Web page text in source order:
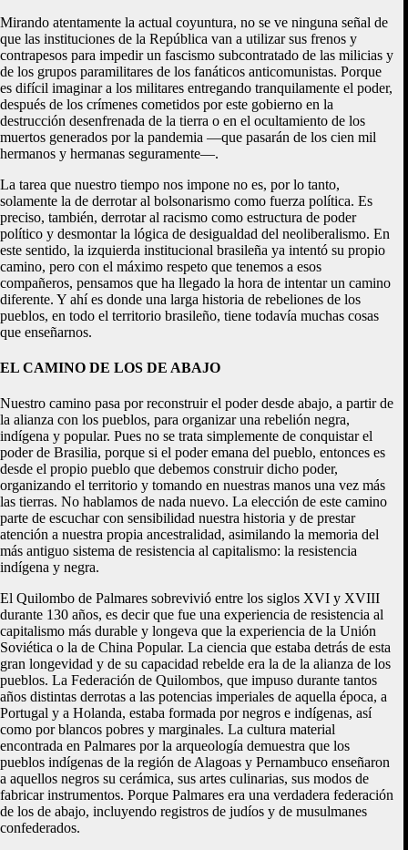
Mirando atentamente la actual coyuntura, no se ve ninguna señal de
que las instituciones de la República van a utilizar sus frenos y
contrapesos para impedir un fascismo subcontratado de las milicias y
de los grupos paramilitares de los fanáticos anticomunistas. Porque
es difícil imaginar a los militares entregando tranquilamente el poder,
después de los crímenes cometidos por este gobierno en la
destrucción desenfrenada de la tierra o en el ocultamiento de los
muertos generados por la pandemia —que pasarán de los cien mil
hermanos y hermanas seguramente—.
La tarea que nuestro tiempo nos impone no es, por lo tanto,
solamente la de derrotar al bolsonarismo como fuerza política. Es
preciso, también, derrotar al racismo como estructura de poder
político y desmontar la lógica de desigualdad del neoliberalismo. En
este sentido, la izquierda institucional brasileña ya intentó su propio
camino, pero con el máximo respeto que tenemos a esos
compañeros, pensamos que ha llegado la hora de intentar un camino
diferente. Y ahí es donde una larga historia de rebeliones de los
pueblos, en todo el territorio brasileño, tiene todavía muchas cosas
que enseñarnos.
EL CAMINO DE LOS DE ABAJO
Nuestro camino pasa por reconstruir el poder desde abajo, a partir de
la alianza con los pueblos, para organizar una rebelión negra,
indígena y popular. Pues no se trata simplemente de conquistar el
poder de Brasilia, porque si el poder emana del pueblo, entonces es
desde el propio pueblo que debemos construir dicho poder,
organizando el territorio y tomando en nuestras manos una vez más
las tierras. No hablamos de nada nuevo. La elección de este camino
parte de escuchar con sensibilidad nuestra historia y de prestar
atención a nuestra propia ancestralidad, asimilando la memoria del
más antiguo sistema de resistencia al capitalismo: la resistencia
indígena y negra.
El Quilombo de Palmares sobrevivió entre los siglos XVI y XVIII
durante 130 años, es decir que fue una experiencia de resistencia al
capitalismo más durable y longeva que la experiencia de la Unión
Soviética o la de China Popular. La ciencia que estaba detrás de esta
gran longevidad y de su capacidad rebelde era la de la alianza de los
pueblos. La Federación de Quilombos, que impuso durante tantos
años distintas derrotas a las potencias imperiales de aquella época, a
Portugal y a Holanda, estaba formada por negros e indígenas, así
como por blancos pobres y marginales. La cultura material
encontrada en Palmares por la arqueología demuestra que los
pueblos indígenas de la región de Alagoas y Pernambuco enseñaron
a aquellos negros su cerámica, sus artes culinarias, sus modos de
fabricar instrumentos. Porque Palmares era una verdadera federación
de los de abajo, incluyendo registros de judíos y de musulmanes
confederados.